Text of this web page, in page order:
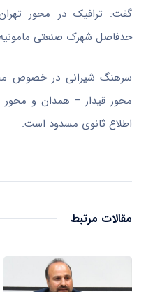
گفت: ترافیک در محور
حدفاصل شهرک صنعتی
سرهنگ شیرانی در خصوص
محور قیدار – همدان و محور
اطلاع ثانوی مسدود است.
مقالات مرتبط